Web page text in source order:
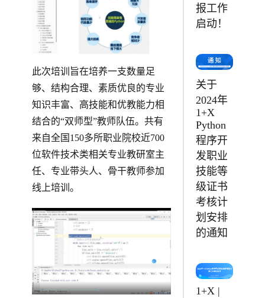
此次培训旨在培养一支数量足
够、结构合理、素质优良的专业
知识丰富、高技能和优教能力相
结合的“双师型”教师队伍。共有
来自全国150多所职业院校近700
位软件技术类相关专业教研室主
任、专业带头人、骨干教师参加
线上培训。
报工作
启动！
关于
2024年
1+X
Python
程序开
发职业
技能等
级证书
考核计
划安排
的通知
1+X |